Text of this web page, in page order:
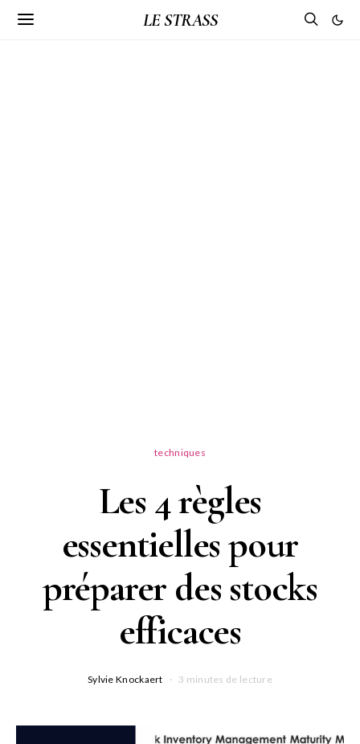
LE STRASS
techniques
Les 4 règles
essentielles pour
préparer des stocks
efficaces
Sylvie Knockaert 3 minutes de lecture